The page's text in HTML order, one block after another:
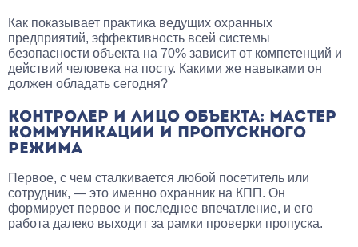
Как показывает практика ведущих охранных
предприятий, эффективность всей системы
безопасности объекта на 70% зависит от компетенций и
действий человека на посту. Какими же навыками он
должен обладать сегодня?
КОНТРОЛЕР И ЛИЦО ОБЪЕКТА: МАСТЕР
КОММУНИКАЦИИ И ПРОПУСКНОГО
РЕЖИМА
Первое, с чем сталкивается любой посетитель или
сотрудник, — это именно охранник на КПП. Он
формирует первое и последнее впечатление, и его
работа далеко выходит за рамки проверки пропуска.